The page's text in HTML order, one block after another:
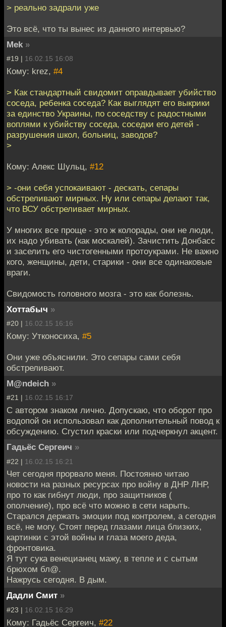
> реально задрали уже
Это всё, что ты вынес из данного интервью?
Mek »
#19 | 16.02.15 16:08
Кому: krez, #4
> Как стандартный свидомит оправдывает убийство
соседа, ребенка соседа? Как выглядят его выкрики
за единство Украины, по соседству с радостными
воплями к убийству соседа, соседки его детей -
разрушения школ, больниц, заводов?
>
Кому: Алекс Шульц, #12
> -они себя успокаивают - дескать, сепары
обстреливают мирных. Ну или сепары делают так,
что ВСУ обстреливает мирных.
У многих все проще - это ж колорады, они не люди,
их надо убивать (как москалей). Зачистить Донбасс
и заселить его чистогенными протоукрами. Не важно
кого, женщины, дети, старики - они все одинаковые
враги.
Свидомость головного мозга - это как болезнь.
Хоттабыч »
#20 | 16.02.15 16:16
Кому: Утконосиха, #5
Они уже объяснили. Это сепары сами себя
обстреливают.
M@ndeich »
#21 | 16.02.15 16:17
С автором знаком лично. Допускаю, что оборот про
водопой он использовал как дополнительный повод к
обсуждению. Сгустил краски или подчеркнул акцент.
Гадьёс Сергеич »
#22 | 16.02.15 16:21
Чет сегодня прорвало меня. Постоянно читаю
новости на разных ресурсах про войну в ДНР ЛНР,
про то как гибнут люди, про защитников (
ополчение), про всё что можно в сети нарыть.
Старался держать эмоции под контролем, а сегодня
всё, не могу. Стоят перед глазами лица близких,
картинки с этой войны и глаза моего деда,
фронтовика.
Я тут сука венецианец мажу, в тепле и с сытым
брюхом бл@.
Нажрусь сегодня. В дым.
Дадли Смит »
#23 | 16.02.15 16:29
Кому: Гадьёс Сергеич, #22